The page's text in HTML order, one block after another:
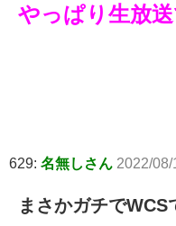
やっぱり生放
629: 名無しさん 2022/
まさかガチで